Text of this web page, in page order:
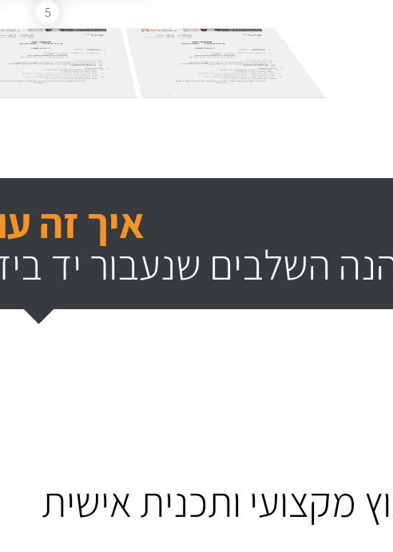
5
איך זה
השלבים שנעבור יד
מקצועי ותכנית אישית